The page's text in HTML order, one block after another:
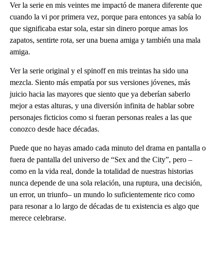
Ver la serie en mis veintes me impactó de manera diferente que
cuando la vi por primera vez, porque para entonces ya sabía lo
que significaba estar sola, estar sin dinero porque amas los
zapatos, sentirte rota, ser una buena amiga y también una mala
amiga.
Ver la serie original y el spinoff en mis treintas ha sido una
mezcla. Siento más empatía por sus versiones jóvenes, más
juicio hacia las mayores que siento que ya deberían saberlo
mejor a estas alturas, y una diversión infinita de hablar sobre
personajes ficticios como si fueran personas reales a las que
conozco desde hace décadas.
Puede que no hayas amado cada minuto del drama en pantalla o
fuera de pantalla del universo de “Sex and the City”, pero –
como en la vida real, donde la totalidad de nuestras historias
nunca depende de una sola relación, una ruptura, una decisión,
un error, un triunfo– un mundo lo suficientemente rico como
para resonar a lo largo de décadas de tu existencia es algo que
merece celebrarse.